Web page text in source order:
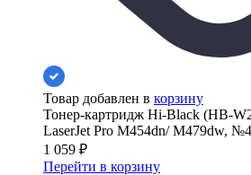
Товар добавлен в корзину
Тонер-картридж Hi-Black (HB-
LaserJet Pro M454dn/ M479dw,
1 059 ₽
Перейти в корзину